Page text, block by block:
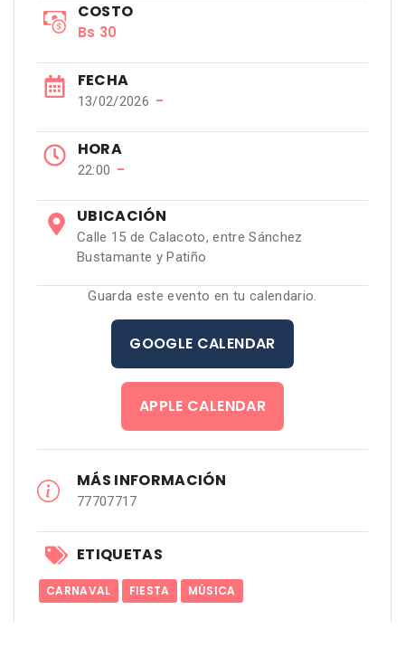
COSTO
Bs 30
FECHA
13/02/2026 −
HORA
22:00 −
UBICACIÓN
Calle 15 de Calacoto, entre Sánchez
Bustamante y Patiño
Guarda este evento en tu calendario.
GOOGLE CALENDAR
APPLE CALENDAR
MÁS INFORMACIÓN
77707717
ETIQUETAS
CARNAVAL FIESTA MÚSICA